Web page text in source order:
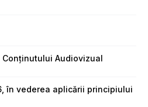
Conținutului Audiovizual
în vederea aplicării principiului